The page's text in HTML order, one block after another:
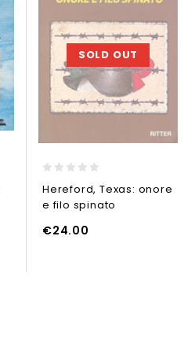
SOLD OUT
out
of
Hereford, Texas: onore
e filo spinato
€24.00
AL CARRELLO